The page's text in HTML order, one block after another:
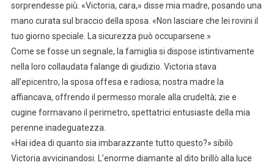
sorprendesse più. «Victoria, cara,» disse mia madre, posando una
mano curata sul braccio della sposa. «Non lasciare che lei rovini il
tuo giorno speciale. La sicurezza può occuparsene.»
Come se fosse un segnale, la famiglia si dispose istintivamente
nella loro collaudata falange di giudizio. Victoria stava
all’epicentro, la sposa offesa e radiosa; nostra madre la
affiancava, offrendo il permesso morale alla crudeltà; zie e
cugine formavano il perimetro, spettatrici entusiaste della mia
perenne inadeguatezza.
«Hai idea di quanto sia imbarazzante tutto questo?» sibilò
Victoria avvicinandosi. L’enorme diamante al dito brillò alla luce